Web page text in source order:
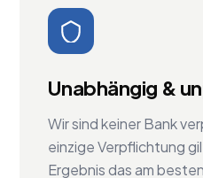
Unabhängig &
Wir sind keiner Bank
einzige Verpflichtung
Ergebnis das am